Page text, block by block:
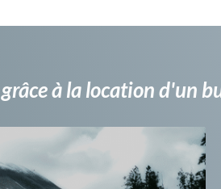
à la location d'un